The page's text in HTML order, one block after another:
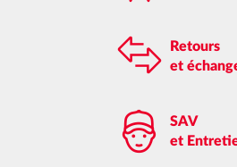
Retours
et
SAV
et